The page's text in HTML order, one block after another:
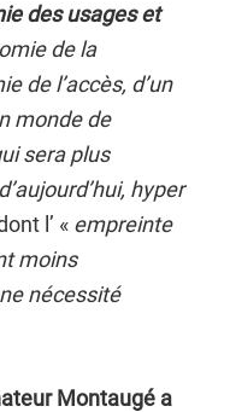
des usages et
de la
de l’accès, d’un
monde de
sera plus
hyper
l’ « empreinte
moins
nécessité
Montaugé a